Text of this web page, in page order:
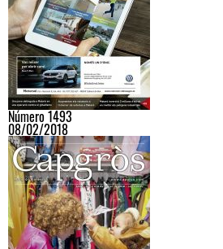
Número 1493
08/02/2018